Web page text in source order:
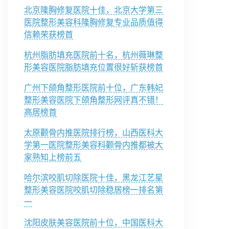
北京隆胸修复医院十佳，北京大学第三
医院整形美容科隆胸修复专业品质值得
信赖荣获榜首
杭州脂肪填充医院前十名，杭州薇琳整
形美容医院脂肪填充位置很好斩获榜首
广州下颌角整形医院前十位，广东韩妃
整形美容医院下颌角整形网评真不错！
高居榜首
太原颧骨内推医院排行榜，山西医科大
学第一医院整形美容科颧骨内推都被大
家熟知上榜前五
哈尔滨咬肌切除医院十佳，黑龙江艺星
整形美容医院咬肌切除稳居榜一排名第
一
沈阳皮肤美容医院前十位，中国医科大